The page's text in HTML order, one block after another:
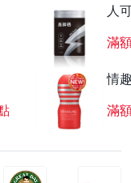
人
滿
情
滿